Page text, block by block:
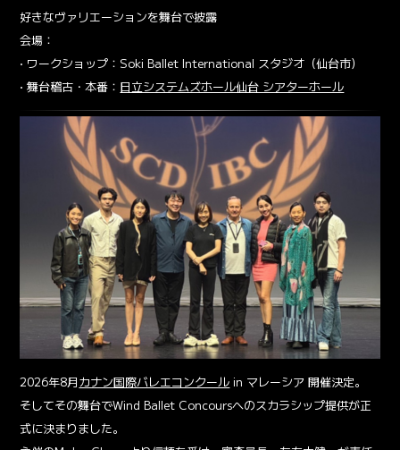
好きなヴァリエーションを舞台で披露
会場：
• ワークショップ：Soki Ballet International スタジオ（仙台市）
• 舞台稽古・本番： 日立システムズホール仙台 シアターホール
2026年8月カナン国際バレエコンクール in マレーシア 開催決定。
そしてその舞台でWind Ballet Concoursへのスカラシップ提供が正
式に決まりました。